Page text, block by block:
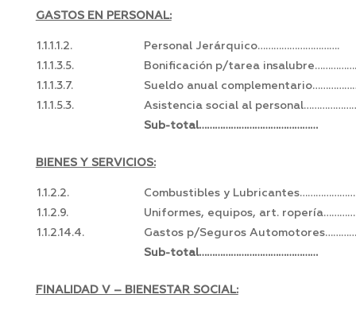
GASTOS EN PERSONAL:
1.1.1.1.2.
Personal Jerárquico………………………….
1.1.1.3.5.
Bonificación p/tarea
1.1.1.3.7.
Sueldo anual
1.1.1.5.3.
Asistencia social al
Sub-total………………………………………
BIENES Y SERVICIOS:
1.1.2.2.
Combustibles y Lubricantes…………………
1.1.2.9.
Uniformes, equipos, art.
1.1.2.14.4.
Gastos p/Seguros
Sub-total………………………………………
FINALIDAD V – BIENESTAR SOCIAL: